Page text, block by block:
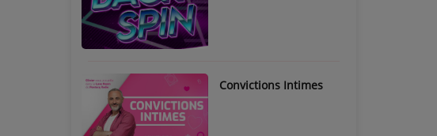
Convictions Intimes